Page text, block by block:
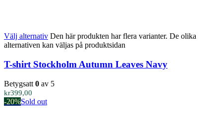
Välj alternativ Den här produkten har flera varianter. De olika
alternativen kan väljas på produktsidan
T-shirt Stockholm Autumn Leaves Navy
Betygsatt 0 av 5
kr399,00
-20%Sold out